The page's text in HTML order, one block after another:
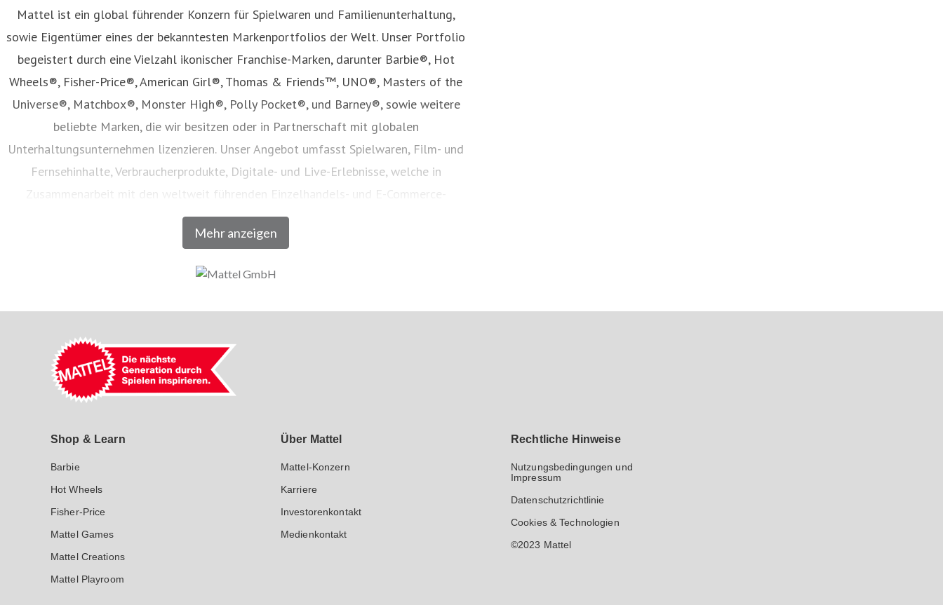
Mehr anzeigen
Mattel ist ein global führender Konzern für Spielwaren und Familienunterhaltung,
sowie Eigentümer eines der bekanntesten Markenportfolios der Welt. Unser Portfolio
begeistert durch eine Vielzahl ikonischer Franchise-Marken, darunter Barbie®, Hot
Wheels®, Fisher-Price®, American Girl®, Thomas & Friends™, UNO®, Masters of the
Universe®, Matchbox®, Monster High®, Polly Pocket®, und Barney®, sowie weitere
beliebte Marken, die wir besitzen oder in Partnerschaft mit globalen
Unterhaltungsunternehmen lizenzieren. Unser Angebot umfasst Spielwaren, Film- und
Fernsehinhalte, Verbraucherprodukte, Digitale- und Live-Erlebnisse, welche in
Zusammenarbeit mit den weltweit führenden Einzelhandels- und E-Commerce-
Unternehmen vertrieben werden. Seit seiner Gründung im Jahr 1945 inspiriert Mattel
Generationen dazu, den Zauber der Kindheit zu entdecken und bestärkt Kinder darin, ihr
Mattel GmbH